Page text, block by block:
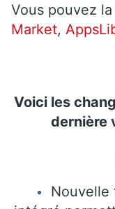
Vous pouvez
Market,
Voici les
dernière
Nouvelle